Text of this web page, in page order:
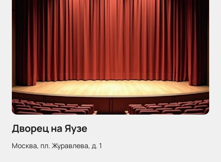
Дворец на Яузе
Москва, пл. Журавлева, д. 1